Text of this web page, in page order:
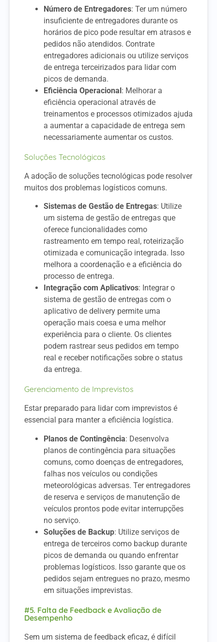
Número de Entregadores: Ter um número
insuficiente de entregadores durante os
horários de pico pode resultar em atrasos e
pedidos não atendidos. Contrate
entregadores adicionais ou utilize serviços
de entrega terceirizados para lidar com
picos de demanda.
Eficiência Operacional: Melhorar a
eficiência operacional através de
treinamentos e processos otimizados ajuda
a aumentar a capacidade de entrega sem
necessariamente aumentar os custos.
Soluções Tecnológicas
A adoção de soluções tecnológicas pode resolver
muitos dos problemas logísticos comuns.
Sistemas de Gestão de Entregas: Utilize
um sistema de gestão de entregas que
oferece funcionalidades como
rastreamento em tempo real, roteirização
otimizada e comunicação integrada. Isso
melhora a coordenação e a eficiência do
processo de entrega.
Integração com Aplicativos: Integrar o
sistema de gestão de entregas com o
aplicativo de delivery permite uma
operação mais coesa e uma melhor
experiência para o cliente. Os clientes
podem rastrear seus pedidos em tempo
real e receber notificações sobre o status
da entrega.
Gerenciamento de Imprevistos
Estar preparado para lidar com imprevistos é
essencial para manter a eficiência logística.
Planos de Contingência: Desenvolva
planos de contingência para situações
comuns, como doenças de entregadores,
falhas nos veículos ou condições
meteorológicas adversas. Ter entregadores
de reserva e serviços de manutenção de
veículos prontos pode evitar interrupções
no serviço.
Soluções de Backup: Utilize serviços de
entrega de terceiros como backup durante
picos de demanda ou quando enfrentar
problemas logísticos. Isso garante que os
pedidos sejam entregues no prazo, mesmo
em situações imprevistas.
#5. Falta de Feedback e Avaliação de
Desempenho
Sem um sistema de feedback eficaz, é difícil